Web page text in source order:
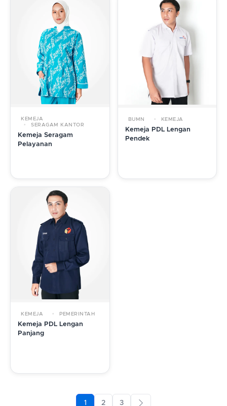
KEMEJA
SERAGAM KANTOR
Kemeja Seragam
Pelayanan
BUMN KEMEJA
Kemeja PDL Lengan
Pendek
KEMEJA PEMERINTAH
Kemeja PDL Lengan
Panjang
1 2 3